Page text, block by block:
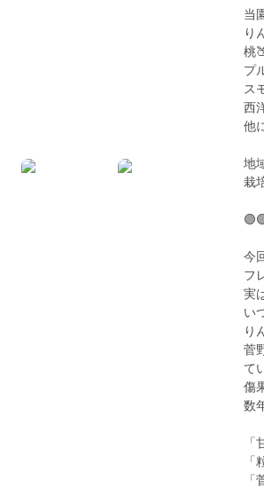
当
り
桃
プ
ス
西
他
地
栽
今
フ
実
い
り
菅
て
傷
数
「